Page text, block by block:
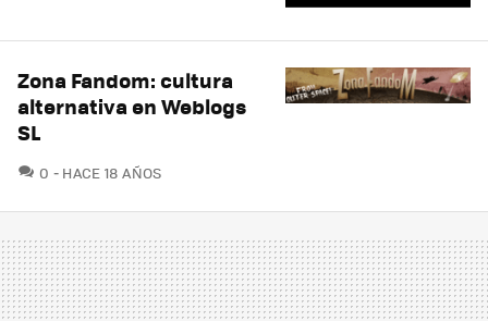
Zona Fandom: cultura
alternativa en Weblogs
SL
0 COMENTARIOS
HACE 18 AÑOS